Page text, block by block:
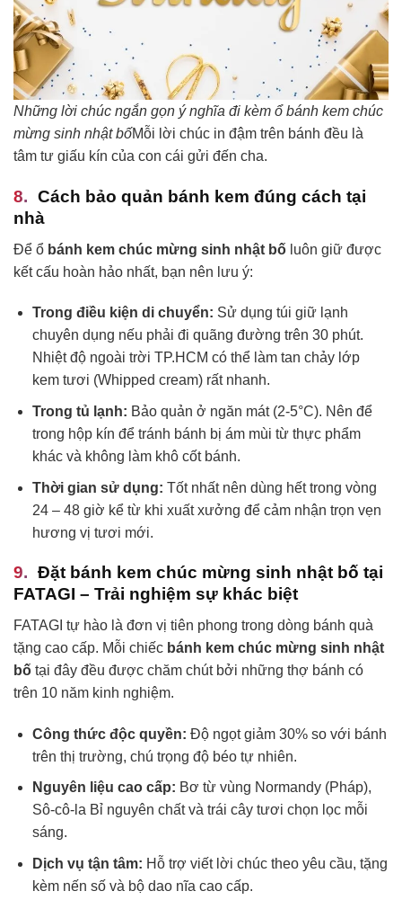
Những lời chúc ngắn gọn ý nghĩa đi kèm ổ bánh kem chúc
mừng sinh nhật bốMỗi lời chúc in đậm trên bánh đều là
tâm tư giấu kín của con cái gửi đến cha.
Cách bảo quản bánh kem đúng cách tại
nhà
Để ổ bánh kem chúc mừng sinh nhật bố luôn giữ được
kết cấu hoàn hảo nhất, bạn nên lưu ý:
Trong điều kiện di chuyển: Sử dụng túi giữ lạnh
chuyên dụng nếu phải đi quãng đường trên 30 phút.
Nhiệt độ ngoài trời TP.HCM có thể làm tan chảy lớp
kem tươi (Whipped cream) rất nhanh.
Trong tủ lạnh: Bảo quản ở ngăn mát (2-5°C). Nên để
trong hộp kín để tránh bánh bị ám mùi từ thực phẩm
khác và không làm khô cốt bánh.
Thời gian sử dụng: Tốt nhất nên dùng hết trong vòng
24 – 48 giờ kể từ khi xuất xưởng để cảm nhận trọn vẹn
hương vị tươi mới.
Đặt bánh kem chúc mừng sinh nhật bố tại
FATAGI – Trải nghiệm sự khác biệt
FATAGI tự hào là đơn vị tiên phong trong dòng bánh quà
tặng cao cấp. Mỗi chiếc bánh kem chúc mừng sinh nhật
bố tại đây đều được chăm chút bởi những thợ bánh có
trên 10 năm kinh nghiệm.
Công thức độc quyền: Độ ngọt giảm 30% so với bánh
trên thị trường, chú trọng độ béo tự nhiên.
Nguyên liệu cao cấp: Bơ từ vùng Normandy (Pháp),
Sô-cô-la Bỉ nguyên chất và trái cây tươi chọn lọc mỗi
sáng.
Dịch vụ tận tâm: Hỗ trợ viết lời chúc theo yêu cầu, tặng
kèm nến số và bộ dao nĩa cao cấp.